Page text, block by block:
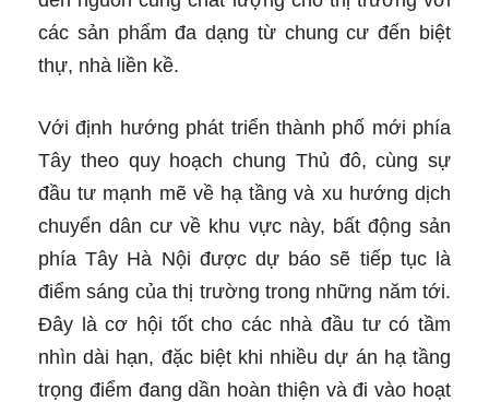
các sản phẩm đa dạng từ chung cư đến biệt
thự, nhà liền kề.
Với định hướng phát triển thành phố mới phía
Tây theo quy hoạch chung Thủ đô, cùng sự
đầu tư mạnh mẽ về hạ tầng và xu hướng dịch
chuyển dân cư về khu vực này, bất động sản
phía Tây Hà Nội được dự báo sẽ tiếp tục là
điểm sáng của thị trường trong những năm tới.
Đây là cơ hội tốt cho các nhà đầu tư có tầm
nhìn dài hạn, đặc biệt khi nhiều dự án hạ tầng
trọng điểm đang dần hoàn thiện và đi vào hoạt